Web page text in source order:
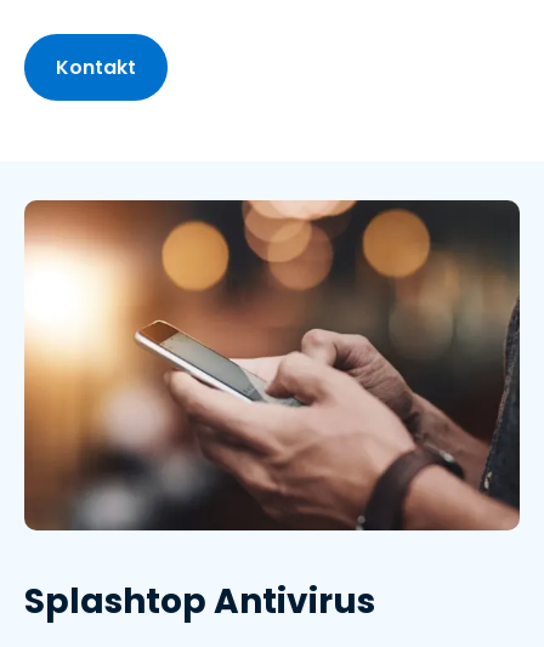
Kontakt
Splashtop Antivirus